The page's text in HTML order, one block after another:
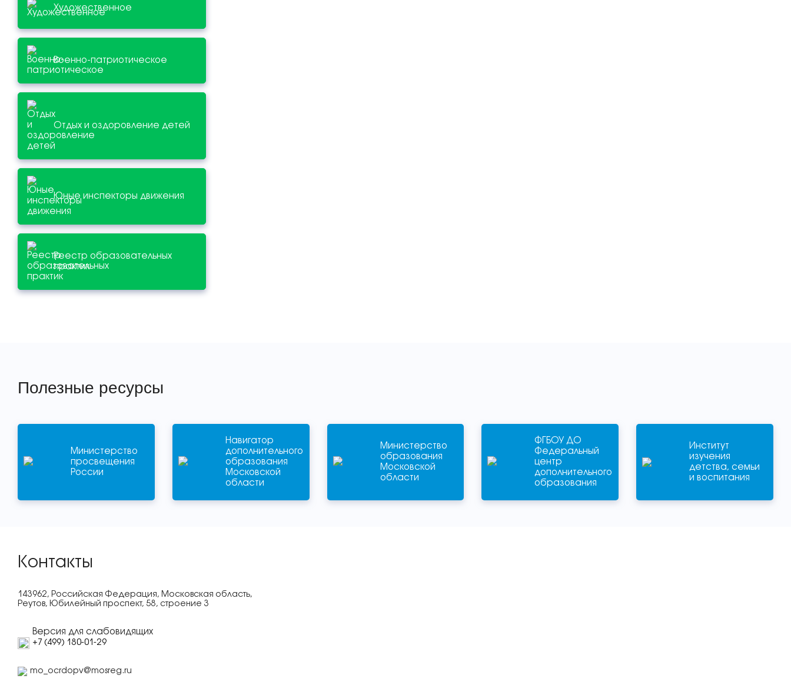
Художественное
Военно-патриотическое
Отдых и оздоровление детей
Юные инспекторы движения
Реестр образовательных
практик
Полезные ресурсы
Министерство
просвещения
России
Навигатор
дополнительного
образования
Московской
области
Министерство
образования
Московской
области
ФГБОУ ДО
Федеральный
центр
дополнительного
образования
Институт
изучения
детства, семьи
и воспитания
Контакты
143962, Российская Федерация, Московская область,
Реутов, Юбилейный проспект, 58, строение 3
Версия для слабовидящих
+7 (499) 180-01-29
mo_ocrdopv@mosreg.ru